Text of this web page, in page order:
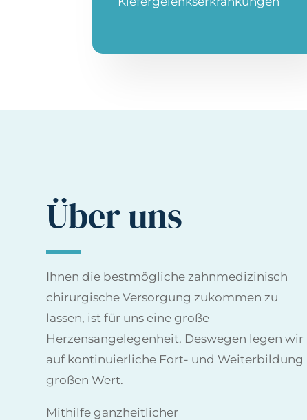
Über uns
Ihnen die bestmögliche zahnmedizinisch
chirurgische Versorgung zukommen zu
lassen, ist für uns eine große
Herzensangelegenheit. Deswegen legen wir
auf kontinuierliche Fort- und Weiterbildung
großen Wert.
Mithilfe ganzheitlicher